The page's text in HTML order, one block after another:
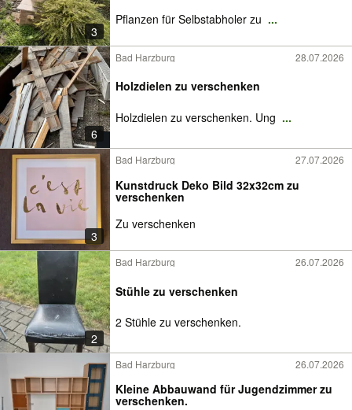
3
Pflanzen für Selbstabholer zu ...
6
Bad Harzburg 28.07.2026
Holzdielen zu verschenken
Holzdielen zu verschenken. Ung ...
3
Bad Harzburg 27.07.2026
Kunstdruck Deko Bild 32x32cm zu
verschenken
Zu verschenken
2
Bad Harzburg 26.07.2026
Stühle zu verschenken
2 Stühle zu verschenken.
Bad Harzburg 26.07.2026
Kleine Abbauwand für Jugendzimmer zu
verschenken.